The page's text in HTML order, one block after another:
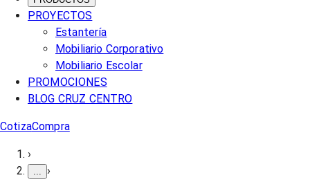
PROYECTOS
Estantería
Mobiliario Corporativo
Mobiliario Escolar
PROMOCIONES
BLOG CRUZ CENTRO
CotizaCompra
›
›